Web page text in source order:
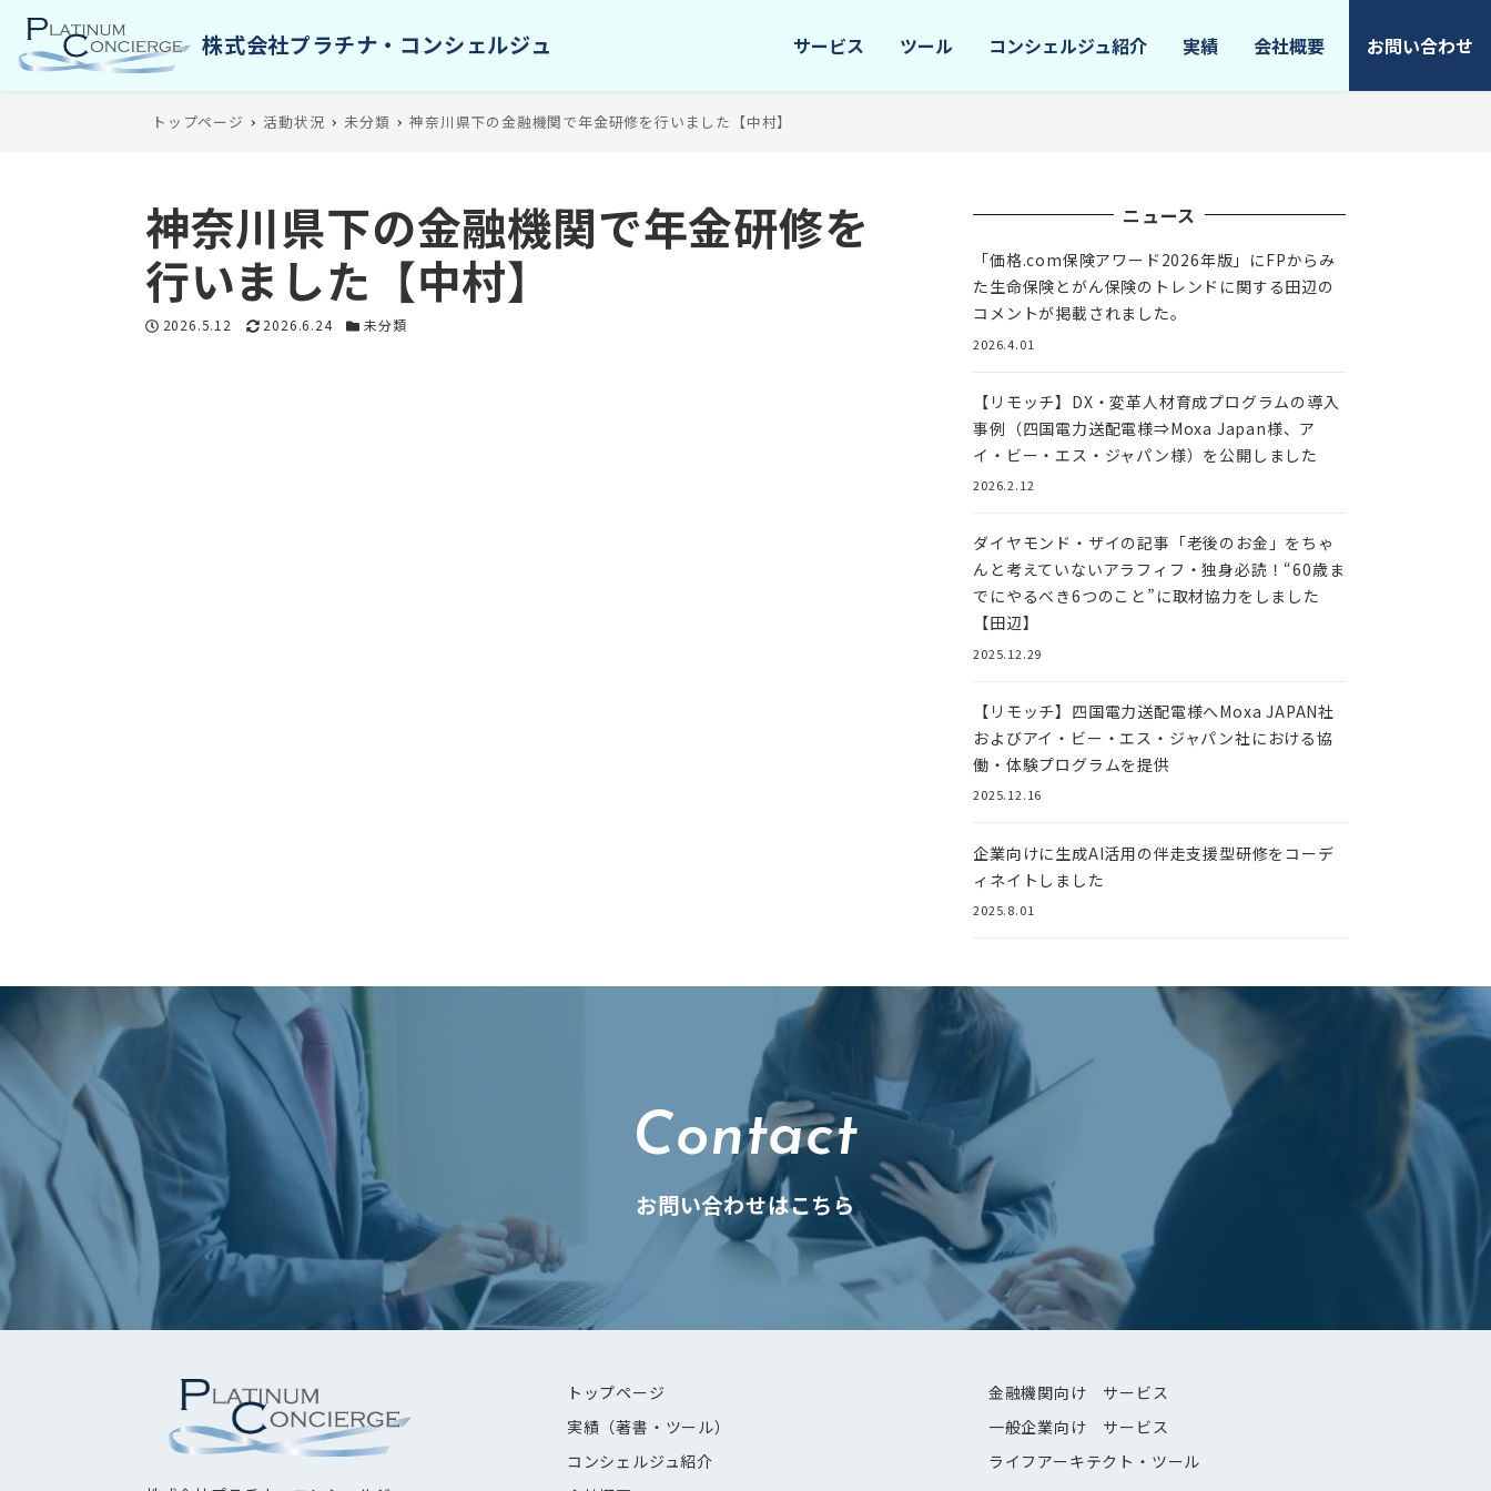
サービス ツール コンシェルジュ紹介 実績 会社概要 お問い合わせ
トップページ 活動状況 未分類 神奈川県下の金融機関で年金研修を行いました【中村】
神奈川県下の金融機関で年金研修を
行いました【中村】
投稿日
2026.5.12 更新日
2026.6.24 カテゴリー
未分類
ニュース
「価格.com保険アワード2026年版」にFPからみ
た生命保険とがん保険のトレンドに関する田辺の
コメントが掲載されました。
2026.4.01
【リモッチ】DX・変革人材育成プログラムの導入
事例（四国電力送配電様⇒Moxa Japan様、ア
イ・ビー・エス・ジャパン様）を公開しました
2026.2.12
ダイヤモンド・ザイの記事「老後のお金」をちゃ
んと考えていないアラフィフ・独身必読！“60歳ま
でにやるべき6つのこと”に取材協力をしました
【田辺】
2025.12.29
【リモッチ】四国電⼒送配電様へMoxa JAPAN社
およびアイ・ビー・エス・ジャパン社における協
働・体験プログラムを提供
2025.12.16
企業向けに生成AI活用の伴走支援型研修をコーデ
ィネイトしました
2025.8.01
Contact
お問い合わせはこちら
トップページ
実績（著書・ツール）
コンシェルジュ紹介
金融機関向け サービス
一般企業向け サービス
ライフアーキテクト・ツール